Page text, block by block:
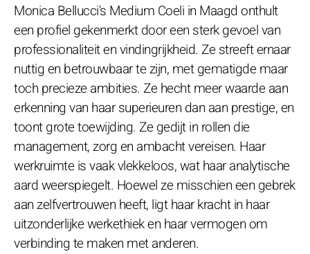
Monica Bellucci's Medium Coeli in Maagd onthult
een profiel gekenmerkt door een sterk gevoel van
professionaliteit en vindingrijkheid. Ze streeft ernaar
nuttig en betrouwbaar te zijn, met gematigde maar
toch precieze ambities. Ze hecht meer waarde aan
erkenning van haar superieuren dan aan prestige, en
toont grote toewijding. Ze gedijt in rollen die
management, zorg en ambacht vereisen. Haar
werkruimte is vaak vlekkeloos, wat haar analytische
aard weerspiegelt. Hoewel ze misschien een gebrek
aan zelfvertrouwen heeft, ligt haar kracht in haar
uitzonderlijke werkethiek en haar vermogen om
verbinding te maken met anderen.